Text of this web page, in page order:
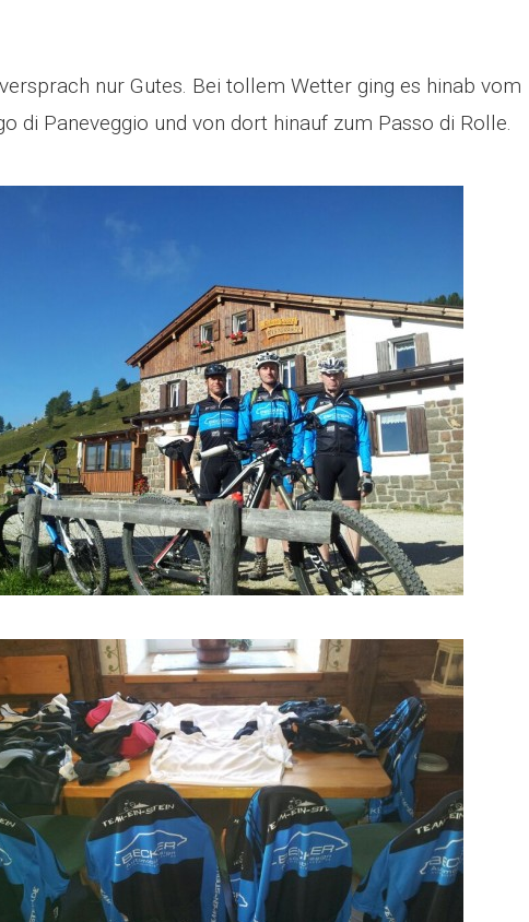
nur Gutes. Bei tollem Wetter ging es hinab vom
di Paneveggio und von dort hinauf zum Passo di Rolle.